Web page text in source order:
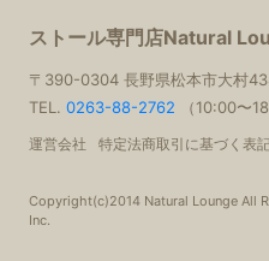
ストール専門店Natural
〒390-0304 長野県松本市大村
TEL. 0263-88-2762 （10:00〜
運営会社 特定法商取引に基づく表
Copyright(c)2014 Natural Lounge All
Inc.